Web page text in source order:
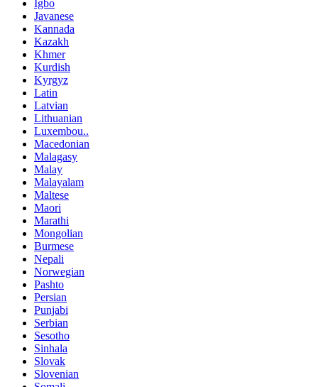
Igbo
Javanese
Kannada
Kazakh
Khmer
Kurdish
Kyrgyz
Latin
Latvian
Lithuanian
Luxembou..
Macedonian
Malagasy
Malay
Malayalam
Maltese
Maori
Marathi
Mongolian
Burmese
Nepali
Norwegian
Pashto
Persian
Punjabi
Serbian
Sesotho
Sinhala
Slovak
Slovenian